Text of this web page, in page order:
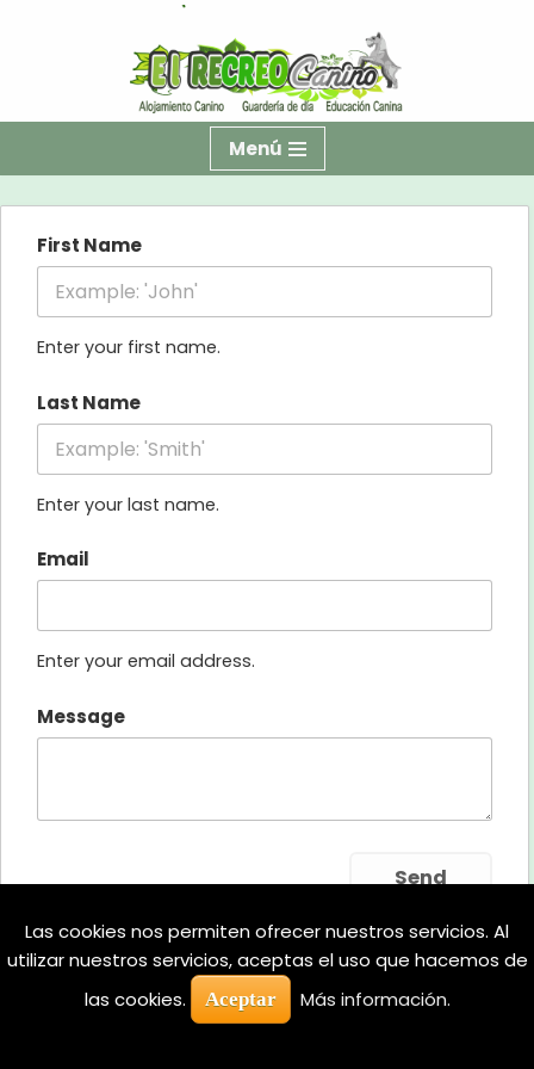
contenido
Menú
First Name
Enter your first name.
Last Name
Enter your last name.
Email
Enter your email address.
Message
Las cookies nos permiten ofrecer nuestros servicios. Al
utilizar nuestros servicios, aceptas el uso que hacemos de
las cookies.
Aceptar Más información.